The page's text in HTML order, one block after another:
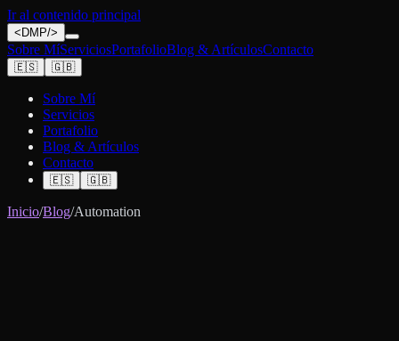
Ir al contenido principal
< DMP/>
Sobre MíServiciosPortafolioBlog & ArtículosContacto
🇪🇸 🇬🇧
Sobre Mí
Servicios
Portafolio
Blog & Artículos
Contacto
🇪🇸 🇬🇧
Inicio/Blog/Automation